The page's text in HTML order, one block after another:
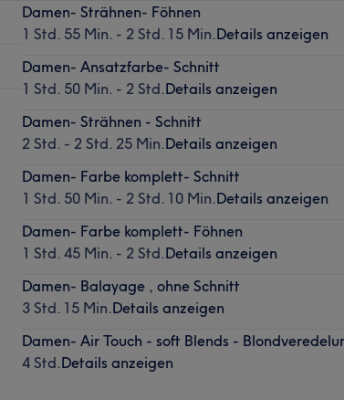
Damen- Strähnen- Föhnen
1 Std. 55 Min. - 2 Std. 15 Min.Details anzeigen
Damen- Ansatzfarbe- Schnitt
1 Std. 50 Min. - 2 Std.Details anzeigen
Damen- Strähnen - Schnitt
2 Std. - 2 Std. 25 Min.Details anzeigen
Damen- Farbe komplett- Schnitt
1 Std. 50 Min. - 2 Std. 10 Min.Details anzeigen
Damen- Farbe komplett- Föhnen
1 Std. 45 Min. - 2 Std.Details anzeigen
Damen- Balayage , ohne Schnitt
3 Std. 15 Min.Details anzeigen
Damen- Air Touch - soft Blends -
4 Std.Details anzeigen